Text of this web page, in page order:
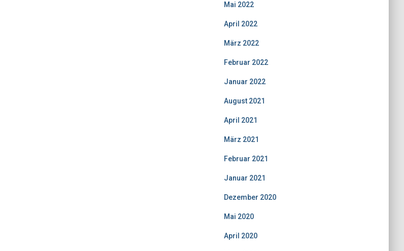
Mai 2022
April 2022
März 2022
Februar 2022
Januar 2022
August 2021
April 2021
März 2021
Februar 2021
Januar 2021
Dezember 2020
Mai 2020
April 2020